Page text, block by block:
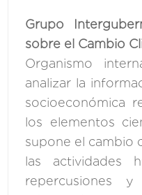
Grupo
sobre el Cambio
Organismo
analizar la
socioeconómica
los elementos
supone el cambio
las actividades
repercusiones